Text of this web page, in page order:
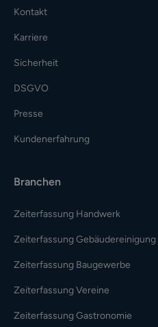
Kontakt
Karriere
Sicherheit
DSGVO
Presse
Kundenerfahrung
Branchen
Zeiterfassung Handwerk
Zeiterfassung Gebäudereinigung
Zeiterfassung Baugewerbe
Zeiterfassung Vereine
Zeiterfassung Gastronomie